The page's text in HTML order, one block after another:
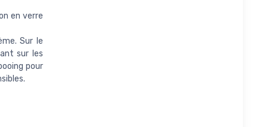
en verre
Sur le
sur les
pour